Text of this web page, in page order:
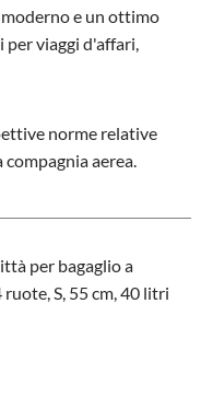
e un ottimo
viaggi d'affari,
norme relative
aerea.
per bagaglio a
ruote, S, 55 cm, 40 litri